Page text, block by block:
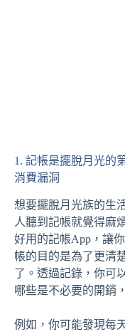
1. 記帳是擺脫月光的
消費漏洞
想要擺脫月光族的生
人聽到記帳就覺得麻
好用的記帳App，讓
帳的目的是為了更清
了。透過記錄，你可
哪些是不必要的開銷
例如，你可能發現每